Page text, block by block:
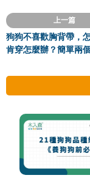
上一篇
狗狗不喜歡胸背帶，
肯穿怎麼辦？簡單兩